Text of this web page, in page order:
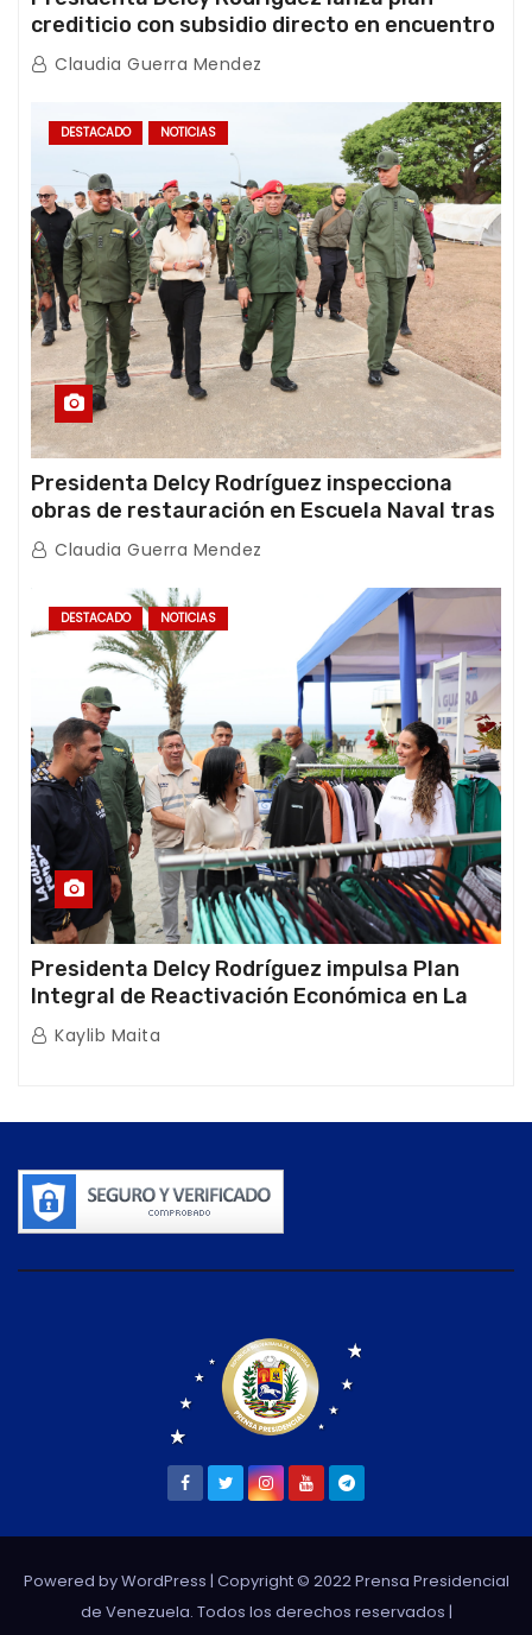
crediticio con subsidio directo en encuentro
con Juntas de Condominio
Claudia Guerra Mendez
DESTACADO NOTICIAS
Presidenta Delcy Rodríguez inspecciona
obras de restauración en Escuela Naval tras
afectaciones sísmicas en La Guaira
Claudia Guerra Mendez
DESTACADO NOTICIAS
Presidenta Delcy Rodríguez impulsa Plan
Integral de Reactivación Económica en La
Guaira
Kaylib Maita
Powered by WordPress | Copyright © 2022 Prensa Presidencial
de Venezuela. Todos los derechos reservados |